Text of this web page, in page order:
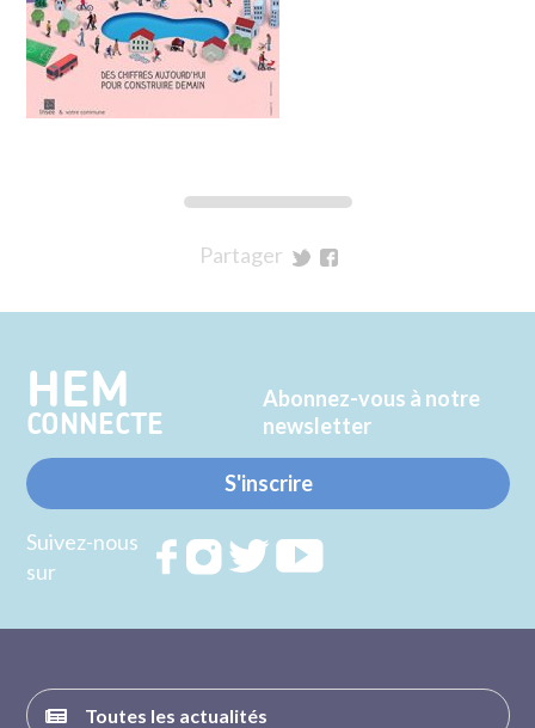
Partager
Twitter
Facebook
HEM
CONNECTE
Abonnez-vous à notre
newsletter
S'inscrire
Suivez-nous
sur
RejoignezRejoignezRejoignez
Toutes les actualités